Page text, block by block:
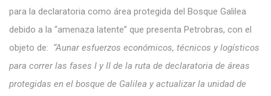
para la declaratoria como área protegida del Bosque Galilea
debido a la “amenaza latente” que presenta Petrobras, con el
objeto de: “Aunar esfuerzos económicos, técnicos y logísticos
para correr las fases I y II de la ruta de declaratoria de áreas
protegidas en el bosque de Galilea y actualizar la unidad de